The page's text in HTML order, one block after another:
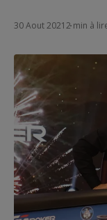
30 Aout 20212 min à